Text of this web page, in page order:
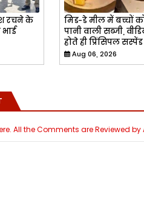
रचने के
भाई
मिड-डे मील में बच्चों
पानी वाली सब्जी,
होते ही प्रिंसिपल सस्पेंड
Aug 06, 2026
All the Comments are Reviewed by